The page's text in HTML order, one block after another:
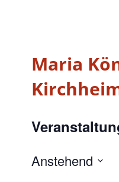
Maria
Anstehend